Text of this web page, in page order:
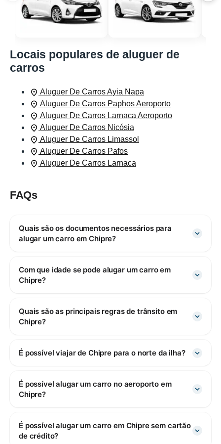
Locais populares de aluguer de
carros
Aluguer De Carros Ayia Napa
Aluguer De Carros Paphos Aeroporto
Aluguer De Carros Larnaca Aeroporto
Aluguer De Carros Nicósia
Aluguer De Carros Limassol
Aluguer De Carros Pafos
Aluguer De Carros Larnaca
FAQs
Quais são os documentos necessários para
alugar um carro em Chipre?
Com que idade se pode alugar um carro em
Chipre?
Quais são as principais regras de trânsito em
Chipre?
É possível viajar de Chipre para o norte da ilha?
É possível alugar um carro no aeroporto em
Chipre?
É possível alugar um carro em Chipre sem cartão
de crédito?